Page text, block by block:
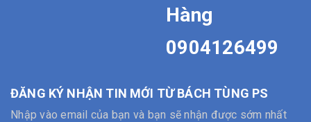
Hàng
0904126499
ĐĂNG KÝ NHẬN TIN MỚI TỪ BÁCH TÙNG PS
Nhập vào email của bạn và bạn sẽ nhận được sớm nhất